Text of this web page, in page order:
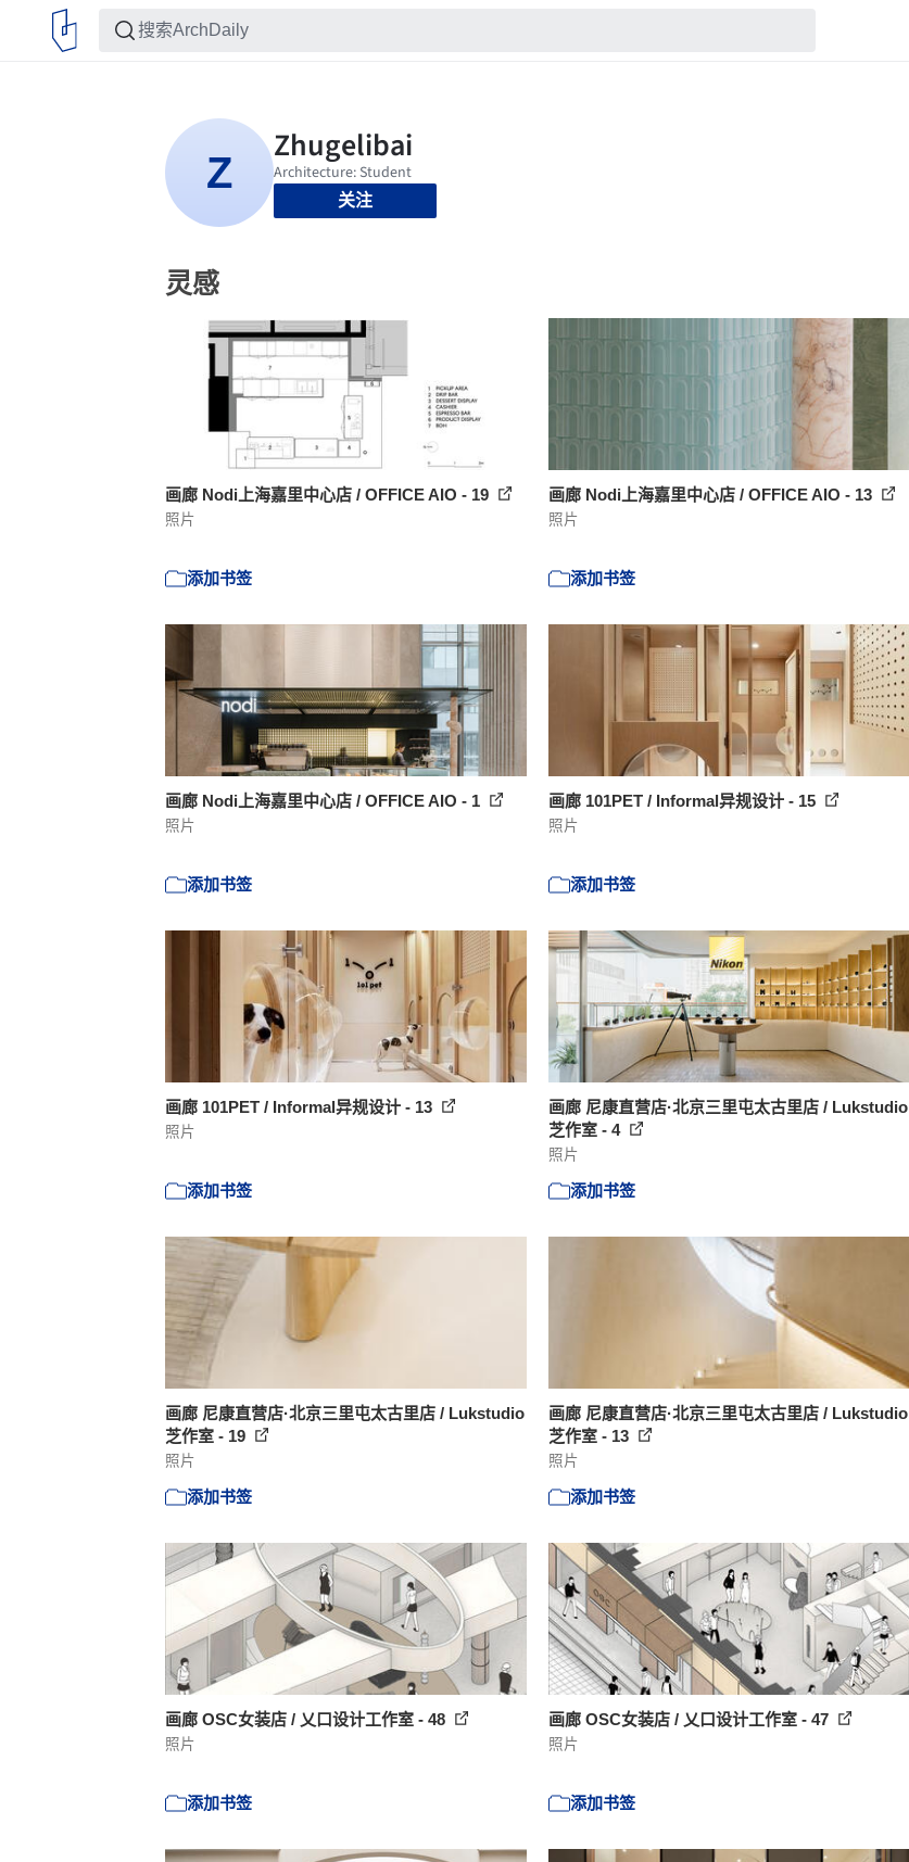
关注
灵感
画廊 Nodi上海嘉里中心店 / OFFICE AIO - 19
照片
添加书签
画廊 Nodi上海嘉里中心店 / OFFICE AIO - 13
照片
添加书签
画廊 Nodi上海嘉里中心店 / OFFICE AIO - 1
照片
添加书签
画廊 101PET / Informal异规设计 - 15
照片
添加书签
画廊 101PET / Informal异规设计 - 13
照片
添加书签
画廊 尼康直营店·北京三里屯太古里店 / Lukstudio
芝作室 - 4
照片
添加书签
画廊 尼康直营店·北京三里屯太古里店 / Lukstudio
芝作室 - 19
照片
添加书签
画廊 尼康直营店·北京三里屯太古里店 / Lukstudio
芝作室 - 13
照片
添加书签
画廊 OSC女装店 / 乂口设计工作室 - 48
照片
添加书签
画廊 OSC女装店 / 乂口设计工作室 - 47
照片
添加书签